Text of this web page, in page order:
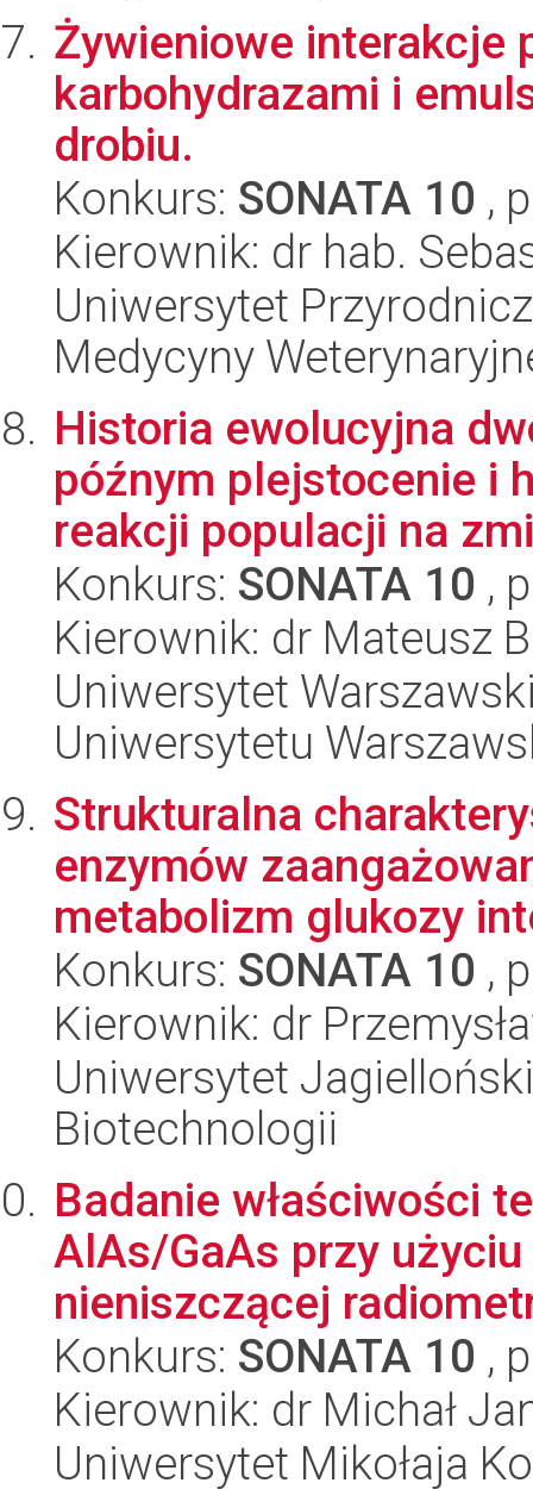
Żywieniowe interakcje
karbohydrazami i
drobiu.
Konkurs: SONATA 10 ,
Kierownik: dr hab.
Uniwersytet
Medycyny
Historia ewolucyjna
późnym plejstocenie i
reakcji populacji na
Konkurs: SONATA 10 ,
Kierownik: dr Mateusz
Uniwersytet
Uniwersytetu
Strukturalna
enzymów
metabolizm glukozy
Konkurs: SONATA 10 ,
Kierownik: dr
Uniwersytet
Biotechnologii
Badanie właściwości
AlAs/GaAs przy
nieniszczącej
Konkurs: SONATA 10 ,
Kierownik: dr Michał
Uniwersytet Mikołaja